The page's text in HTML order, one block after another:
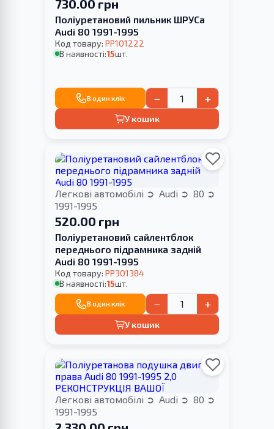
730.00 грн
Поліуретановий пильник ШРУСа
Audi 80 1991-1995
Код товару: PP101222
В наявності:15шт.
В один клік − +
У кошик
Легкові автомобілі Audi
80
1991-1995
520.00 грн
Поліуретановий сайлентблок
переднього підрамника задній
Audi 80 1991-1995
Код товару: PP301384
В наявності:15шт.
В один клік − +
У кошик
Легкові автомобілі Audi
80
1991-1995